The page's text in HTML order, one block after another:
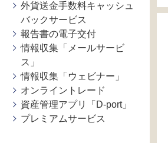
外貨送金手数料キャッシュ
バックサービス
報告書の電子交付
情報収集「メールサービ
ス」
情報収集「ウェビナー」
オンライントレード
資産管理アプリ「D-port」
プレミアムサービス